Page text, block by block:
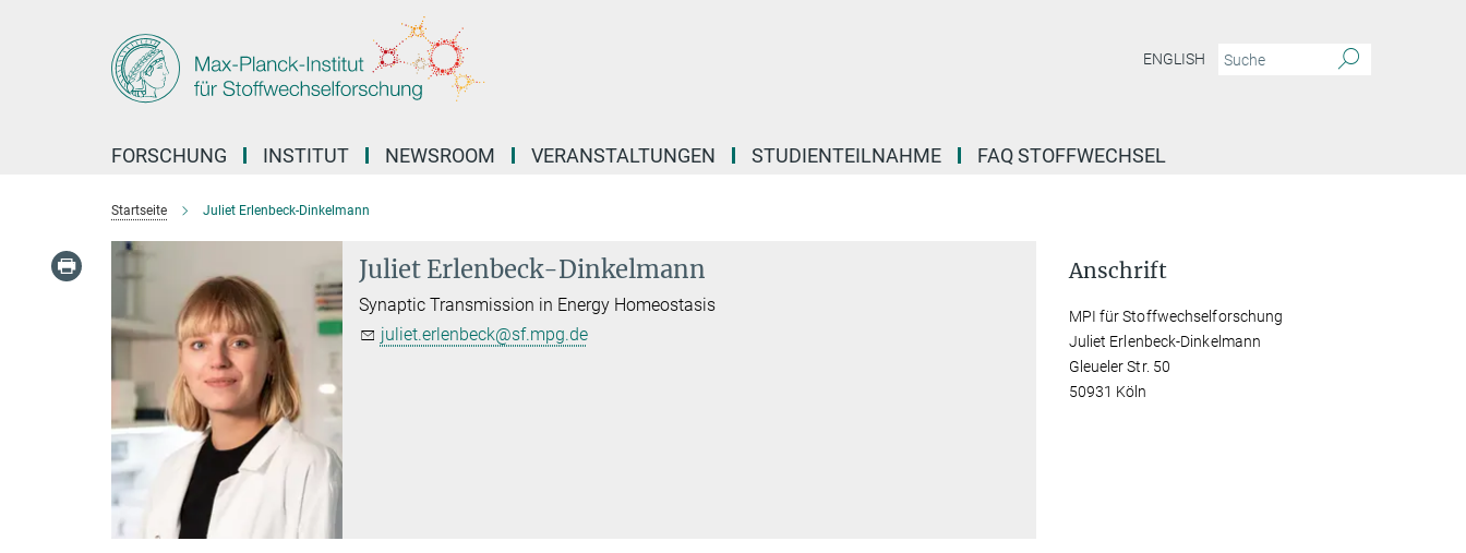
ENGLISH
FORSCHUNG INSTITUT NEWSROOM VERANSTALTUNGEN STUDIENTEILNAHME FAQ STOFFWECHSEL
Startseite Juliet Erlenbeck-Dinkelmann
Juliet Erlenbeck-Dinkelmann
Synaptic Transmission in Energy Homeostasis
juliet.erlenbeck@sf.mpg.de
Anschrift
MPI für Stoffwechselforschung
Juliet Erlenbeck-Dinkelmann
Gleueler Str. 50
50931 Köln